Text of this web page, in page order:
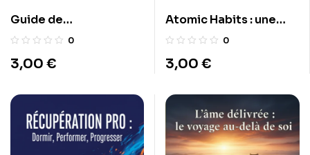
Guide de
l’Investissement Vert
0
3,00 €
Atomic Habits : une
méthode simple et
de bonnes habitudes
0
3,00 €